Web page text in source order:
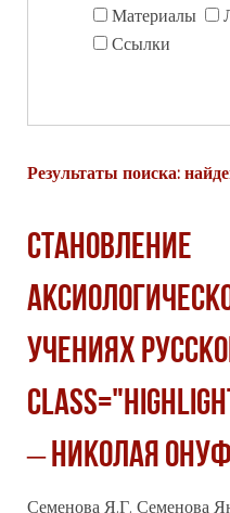
Материалы
Ссылки
Результаты поиска:
СТАНОВЛЕНИЕ
УЧЕНИЯХ
– НИКОЛАЯ
Семенова Я.Г. Семенова